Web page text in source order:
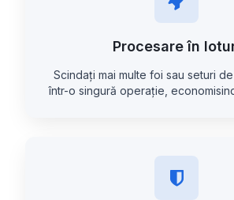
Procesare în
Scindați mai multe foi sau seturi
într-o singură operație,